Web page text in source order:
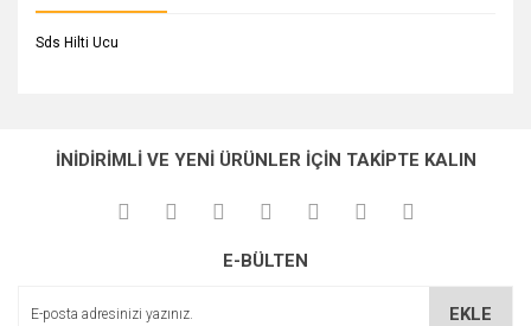
Sds Hilti Ucu
Yorum Yaz
kullanarak tarafımıza iletebilirsiniz.
Görüş ve önerileriniz için teşekkür ederiz.
Ürün açıklamasında eksik bilgiler bulunuyor.
İNİDİRİMLİ VE YENİ ÜRÜNLER İÇİN TAKİPTE KALIN
E-BÜLTEN
EKLE